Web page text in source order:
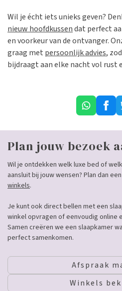
Wil je écht iets unieks geven?
nieuw hoofdkussendat perfect
en voorkeur van de ontvanger.
graag met persoonlijk advies,
bijdraagt aan elke nacht vol rust
Plan jouw bezoek
Wil je ontdekken welk luxe bed of
aansluit bij jouw wensen? Plan dan
winkels.
Je kunt ook direct bellen met een
winkel opvragen of eenvoudig online
Samen creëren we een slaapkamer
perfect samenkomen.
Afspraak
Winkels